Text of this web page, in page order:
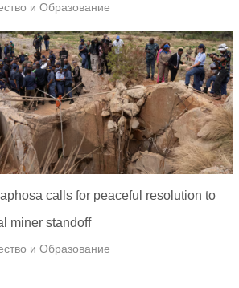
и Образование
calls for peaceful resolution to
miner standoff
и Образование